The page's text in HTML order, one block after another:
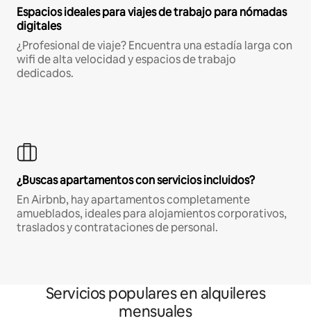
Espacios ideales para viajes de trabajo para nómadas
digitales
¿Profesional de viaje? Encuentra una estadía larga con
wifi de alta velocidad y espacios de trabajo
dedicados.
¿Buscas apartamentos con servicios incluidos?
En Airbnb, hay apartamentos completamente
amueblados, ideales para alojamientos corporativos,
traslados y contrataciones de personal.
Servicios populares en alquileres
mensuales